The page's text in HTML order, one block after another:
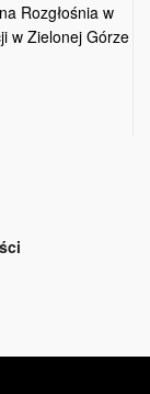
Rozgłośnia w
w Zielonej Górze